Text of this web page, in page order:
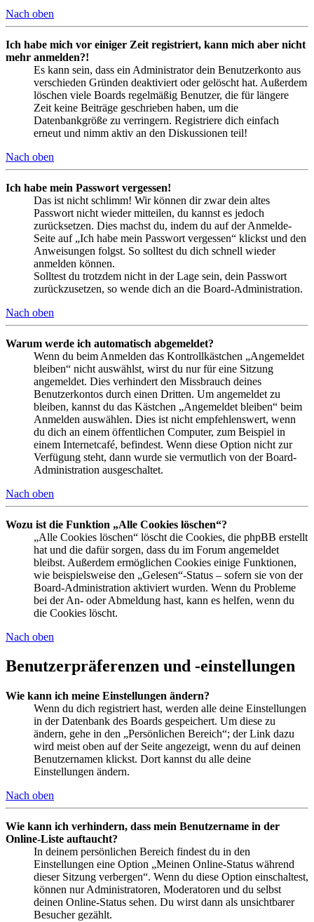
Nach oben
Ich habe mich vor einiger Zeit registriert, kann mich aber nicht
mehr anmelden?!
Es kann sein, dass ein Administrator dein Benutzerkonto aus
verschieden Gründen deaktiviert oder gelöscht hat. Außerdem
löschen viele Boards regelmäßig Benutzer, die für längere
Zeit keine Beiträge geschrieben haben, um die
Datenbankgröße zu verringern. Registriere dich einfach
erneut und nimm aktiv an den Diskussionen teil!
Nach oben
Ich habe mein Passwort vergessen!
Das ist nicht schlimm! Wir können dir zwar dein altes
Passwort nicht wieder mitteilen, du kannst es jedoch
zurücksetzen. Dies machst du, indem du auf der Anmelde-
Seite auf „Ich habe mein Passwort vergessen“ klickst und den
Anweisungen folgst. So solltest du dich schnell wieder
anmelden können.
Solltest du trotzdem nicht in der Lage sein, dein Passwort
zurückzusetzen, so wende dich an die Board-Administration.
Nach oben
Warum werde ich automatisch abgemeldet?
Wenn du beim Anmelden das Kontrollkästchen „Angemeldet
bleiben“ nicht auswählst, wirst du nur für eine Sitzung
angemeldet. Dies verhindert den Missbrauch deines
Benutzerkontos durch einen Dritten. Um angemeldet zu
bleiben, kannst du das Kästchen „Angemeldet bleiben“ beim
Anmelden auswählen. Dies ist nicht empfehlenswert, wenn
du dich an einem öffentlichen Computer, zum Beispiel in
einem Internetcafé, befindest. Wenn diese Option nicht zur
Verfügung steht, dann wurde sie vermutlich von der Board-
Administration ausgeschaltet.
Nach oben
Wozu ist die Funktion „Alle Cookies löschen“?
„Alle Cookies löschen“ löscht die Cookies, die phpBB erstellt
hat und die dafür sorgen, dass du im Forum angemeldet
bleibst. Außerdem ermöglichen Cookies einige Funktionen,
wie beispielsweise den „Gelesen“-Status – sofern sie von der
Board-Administration aktiviert wurden. Wenn du Probleme
bei der An- oder Abmeldung hast, kann es helfen, wenn du
die Cookies löscht.
Nach oben
Benutzerpräferenzen und -einstellungen
Wie kann ich meine Einstellungen ändern?
Wenn du dich registriert hast, werden alle deine Einstellungen
in der Datenbank des Boards gespeichert. Um diese zu
ändern, gehe in den „Persönlichen Bereich“; der Link dazu
wird meist oben auf der Seite angezeigt, wenn du auf deinen
Benutzernamen klickst. Dort kannst du alle deine
Einstellungen ändern.
Nach oben
Wie kann ich verhindern, dass mein Benutzername in der
Online-Liste auftaucht?
In deinem persönlichen Bereich findest du in den
Einstellungen eine Option „Meinen Online-Status während
dieser Sitzung verbergen“. Wenn du diese Option einschaltest,
können nur Administratoren, Moderatoren und du selbst
deinen Online-Status sehen. Du wirst dann als unsichtbarer
Besucher gezählt.